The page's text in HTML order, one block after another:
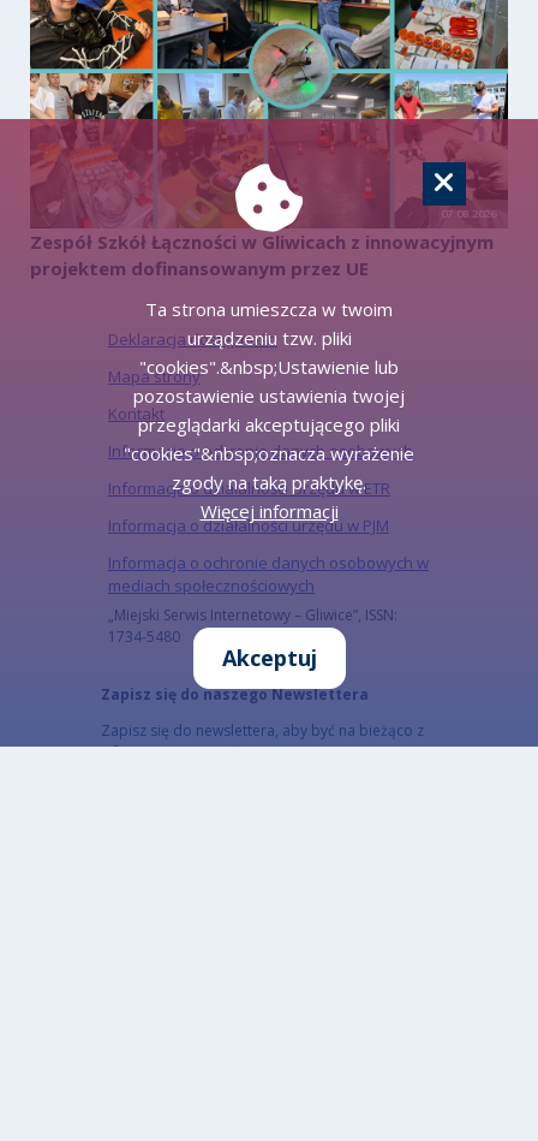
07.08.2026
Zespół Szkół Łączności w Gliwicach z innowacyjnym
projektem dofinansowanym przez UE
Deklaracja dostępności
Mapa strony
Kontakt
Informacje o ochronie danych osobowych
Informacja o działalności Urzędu w ETR
Informacja o działalności urzędu w PJM
Informacja o ochronie danych osobowych w
mediach społecznościowych
„Miejski Serwis Internetowy – Gliwice”, ISSN:
1734-5480
Zapisz się do naszego Newslettera
Zapisz się do newslettera, aby być na bieżąco z
informacjami o mieście.
Ta strona umieszcza w twoim
urządzeniu tzw. pliki
"cookies".&nbsp;Ustawienie lub
pozostawienie ustawienia twojej
przeglądarki akceptującego pliki
"cookies"&nbsp;oznacza wyrażenie
zgody na taką praktykę.
Więcej informacji
Akceptuj